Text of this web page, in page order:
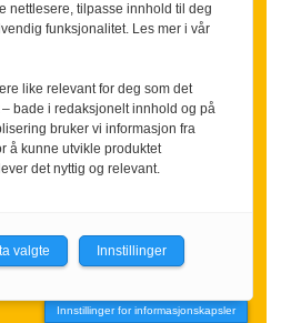
sa takk litt
inn i ferien med
Innstillinger for informasjonskapsler
nettlesere, tilpasse innhold til deg
funksjonalitet. Les mer i vår
like relevant for deg som det
bade i redaksjonelt innhold og på
bruker vi informasjon fra
å kunne utvikle produktet
det nyttig og relevant.
valgte Innstillinger